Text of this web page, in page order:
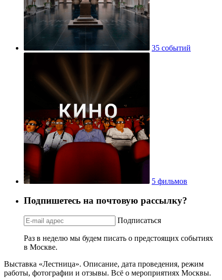
35 событий
5 фильмов
Подпишетесь на почтовую рассылку?
Подписаться
Раз в неделю мы будем писать о предстоящих событиях
в Москве.
Выставка «Лестница». Описание, дата проведения, режим
работы, фотографии и отзывы. Всё о мероприятиях Москвы.